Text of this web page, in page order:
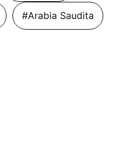
#Arabia Saudita